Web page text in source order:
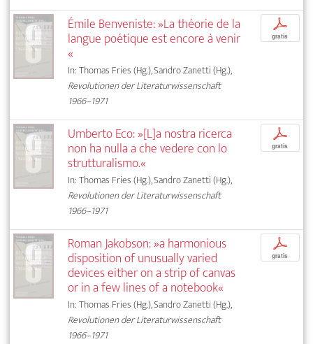
Émile Benveniste: »La théorie de la
langue poétique est encore à venir
«
In: Thomas Fries (Hg.), Sandro Zanetti (Hg.),
Revolutionen der Literaturwissenschaft
1966–1971
p
gratis
Umberto Eco: »[L]a nostra ricerca
non ha nulla a che vedere con lo
strutturalismo.«
In: Thomas Fries (Hg.), Sandro Zanetti (Hg.),
Revolutionen der Literaturwissenschaft
1966–1971
p
gratis
Roman Jakobson: »a harmonious
disposition of unusually varied
devices either on a strip of canvas
or in a few lines of a notebook«
In: Thomas Fries (Hg.), Sandro Zanetti (Hg.),
Revolutionen der Literaturwissenschaft
1966–1971
p
gratis